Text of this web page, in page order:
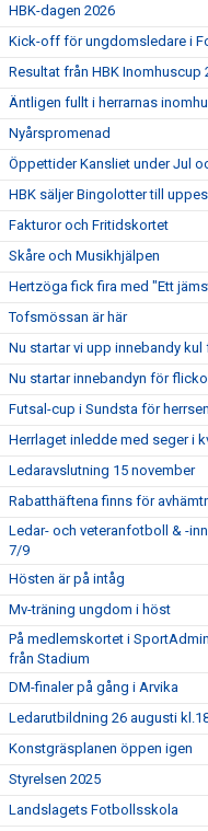
HBK-dagen 2026
Kick-off för ungdomsledare i
Resultat från HBK Inomhuscup
Äntligen fullt i herrarnas
Nyårspromenad
Öppettider Kansliet under Jul
HBK säljer Bingolotter till
Fakturor och Fritidskortet
Skåre och Musikhjälpen
Hertzöga fick fira med "Ett
Tofsmössan är här
Nu startar vi upp innebandy
Nu startar innebandyn för
Futsal-cup i Sundsta för
Herrlaget inledde med seger i
Ledaravslutning 15 november
Rabatthäftena finns för
Ledar- och veteranfotboll & -
7/9
Hösten är på intåg
Mv-träning ungdom i höst
På medlemskortet i
från Stadium
DM-finaler på gång i Arvika
Ledarutbildning 26 augusti
Konstgräsplanen öppen igen
Styrelsen 2025
Landslagets Fotbollsskola